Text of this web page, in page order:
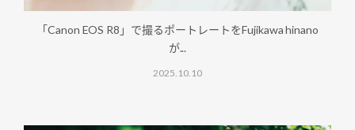
「Canon EOS R8」で撮るポートレートをFujikawa hinano
が...
2025.10.10